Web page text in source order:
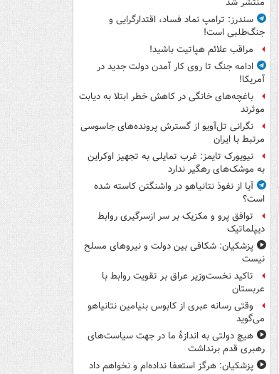
منتشر شد
سندرز: ترامپ نماد فساد، اقتدارگرایی و
جنگ‌طلبی است!
مراقب علائم هپاتیت باشید!
ادامه جنگ تا روی کار آمدن دولت جدید در
آمریکا!
باغچه‌های خانگی در کاهش خطر ابتلا به دیابت
موثرند
نگرانی تل‌آویو از گسترش پرونده‌های جاسوسی
مرتبط با ایران
نیویورک تایمز: غرب تمایلی به تجهیز اوکراین
به موشک‌های رهگیر ندارد
آیا از نفوذ نتانیاهو در واشنگتن کاسته شده
است؟
توافق پرو و مکزیک بر سر ازسرگیری روابط
دیپلماتیک
پزشکیان: شکافی بین دولت و نیروهای مسلح
نیست
تاکید نخست‌وزیر عراق بر تقویت روابط با
عربستان
وقتی رسانه عبری از کابوس بنیامین نتانیاهو
می‌گوید
هیچ دولتی به اندازۀ ما در جهت سیاست‌های
رهبری قدم برنداشت
پزشکیان: هرگز استعفا نداده‌ام و نخواهم داد